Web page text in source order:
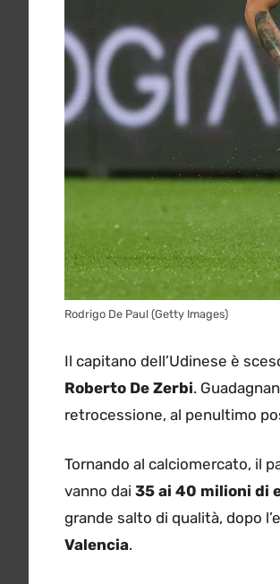
Rodrigo De Paul (Getty Images)
Il capitano dell’Udinese è
Roberto De Zerbi.
retrocessione, al penultimo
Tornando al calciomercato, il
vanno dai 35 ai 40 milioni di
grande salto di qualità, dopo
Valencia.